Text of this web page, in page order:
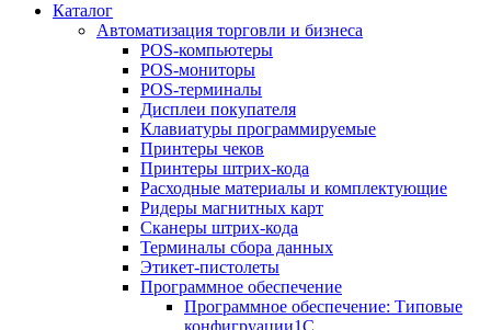
Каталог
Автоматизация торговли и бизнеса
POS-компьютеры
POS-мониторы
POS-терминалы
Дисплеи покупателя
Клавиатуры программируемые
Принтеры чеков
Принтеры штрих-кода
Расходные материалы и комплектующие
Ридеры магнитных карт
Сканеры штрих-кода
Терминалы сбора данных
Этикет-пистолеты
Программное обеспечение
Программное обеспечение: Типовые
конфигруации1С